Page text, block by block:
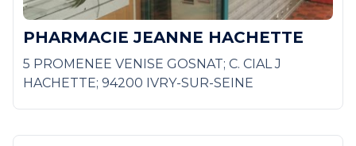
PHARMACIE JEANNE HACHETTE
5 PROMENEE VENISE GOSNAT; C. CIAL J
HACHETTE; 94200 IVRY-SUR-SEINE